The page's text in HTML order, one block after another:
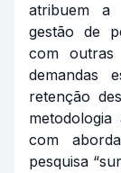
atribuem a
gestão de
com outras
demandas
retenção
com
pesquisa